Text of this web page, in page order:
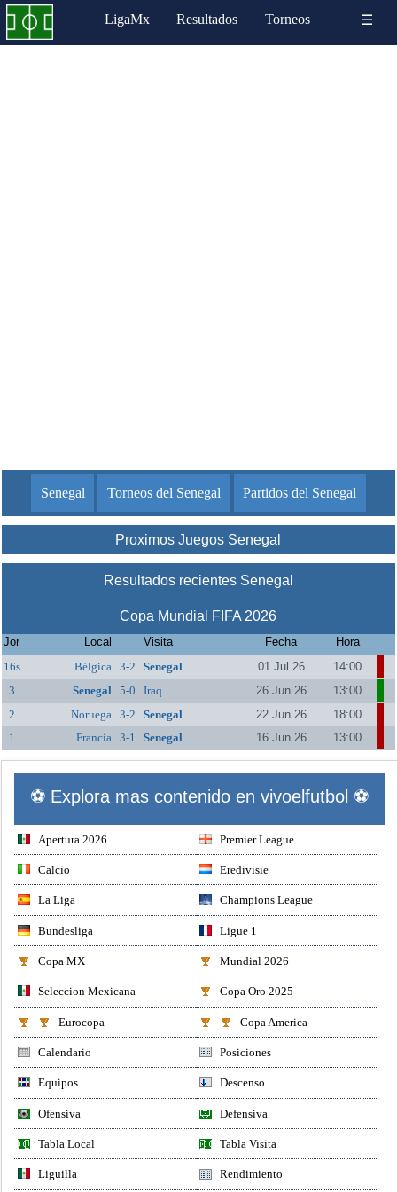
LigaMx Resultados Torneos ☰
Senegal Torneos del Senegal Partidos del Senegal
Proximos Juegos Senegal
Resultados recientes Senegal
Copa Mundial FIFA 2026
Jor Local Visita Fecha
Hora
16s
Bélgica 3-2 Senegal 01.Jul.26
14:00
3
Senegal 5-0 Iraq 26.Jun.26
13:00
2
Noruega 3-2 Senegal 22.Jun.26
18:00
1
Francia 3-1 Senegal 16.Jun.26 13:00
⚽ Explora mas contenido en vivoelfutbol ⚽
Apertura 2026 Premier League
Calcio Eredivisie
La Liga Champions League
Bundesliga Ligue 1
Copa MX Mundial 2026
Seleccion Mexicana Copa Oro 2025
Eurocopa Copa America
Calendario Posiciones
Equipos Descenso
Ofensiva Defensiva
Tabla Local Tabla Visita
Liguilla Rendimiento